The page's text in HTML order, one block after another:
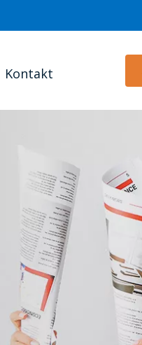
Kontakt